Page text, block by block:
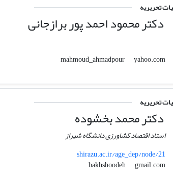
تحریریه
دکتر محمود احمد پور برازجانی
mahmoud_ahmadpour
yahoo.com
تحریریه
دکتر محمد بخشوده
استاد اقتصاد کشاورزی دانشگاه شیراز
shirazu.ac.ir/age_dep/node/21
bakhshoodeh
gmail.com